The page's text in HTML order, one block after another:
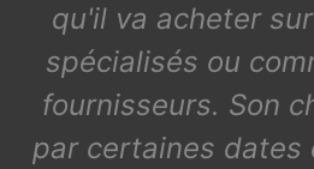
qu'il va acheter
spécialisés ou
fournisseurs. Son
par certaines dates